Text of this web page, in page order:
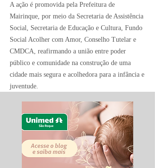
A ação é promovida pela Prefeitura de
Mairinque, por meio da Secretaria de Assistência
Social, Secretaria de Educação e Cultura, Fundo
Social Acolher com Amor, Conselho Tutelar e
CMDCA, reafirmando a união entre poder
público e comunidade na construção de uma
cidade mais segura e acolhedora para a infância e
juventude.